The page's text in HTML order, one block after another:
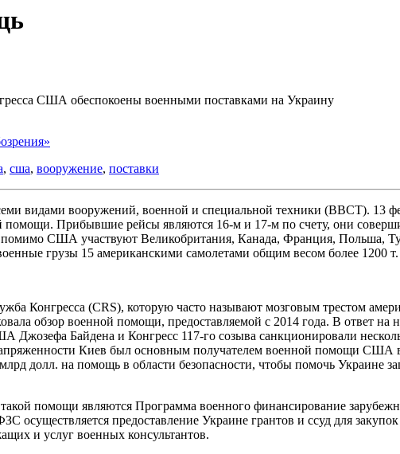
США обеспокоены военными поставками на Украину
, сша, вооружение, поставки
видами вооружений, военной и специальной техники (ВВСТ). 13
Прибывшие рейсы являются 16-м и 17-м по счету, они
помимо США участвуют Великобритания, Канада, Франция, Польша,
грузы 15 американскими самолетами общим весом более 1200 т.
Конгресса (CRS), которую часто называют мозговым трестом
обзор военной помощи, предоставляемой с 2014 года. В ответ
Джозефа Байдена и Конгресс 117-го созыва санкционировали
Киев был основным получателем военной помощи
долл. на помощь в области безопасности, чтобы помочь Украине
помощи являются Программа военного финансирование
предоставление Украине грантов и ссуд для
и услуг военных консультантов.